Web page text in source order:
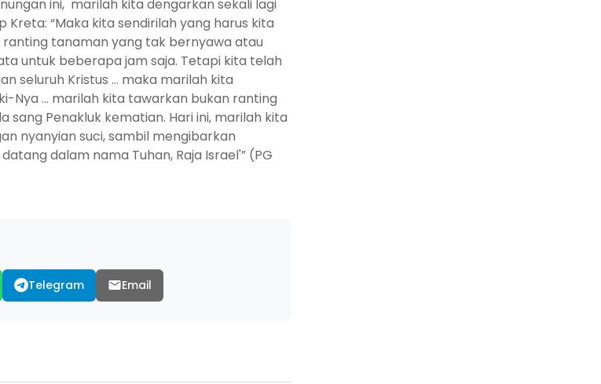
ini, marilah kita dengarkan sekali lagi
“Maka kita sendirilah yang harus kita
tanaman yang tak bernyawa atau
untuk beberapa jam saja. Tetapi kita telah
seluruh Kristus … maka marilah kita
Nya … marilah kita tawarkan bukan ranting
Penakluk kematian. Hari ini, marilah kita
nyanyian suci, sambil mengibarkan
dalam nama Tuhan, Raja Israel'” (PG
Telegram Email